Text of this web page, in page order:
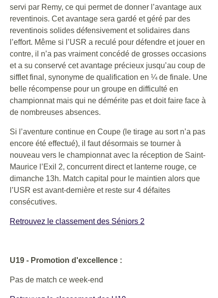
servi par Remy, ce qui permet de donner l’avantage aux
reventinois. Cet avantage sera gardé et géré par des
reventinois solides défensivement et solidaires dans
l’effort. Même si l’USR a reculé pour défendre et jouer en
contre, il n’a pas vraiment concédé de grosses occasions
et a su conservé cet avantage précieux jusqu’au coup de
sifflet final, synonyme de qualification en ¼ de finale. Une
belle récompense pour un groupe en difficulté en
championnat mais qui ne démérite pas et doit faire face à
de nombreuses absences.
Si l’aventure continue en Coupe (le tirage au sort n’a pas
encore été effectué), il faut désormais se tourner à
nouveau vers le championnat avec la réception de Saint-
Maurice l’Exil 2, concurrent direct et lanterne rouge, ce
dimanche 13h. Match capital pour le maintien alors que
l’USR est avant-dernière et reste sur 4 défaites
consécutives.
Retrouvez le classement des Séniors 2
U19 - Promotion d'excellence :
Pas de match ce week-end